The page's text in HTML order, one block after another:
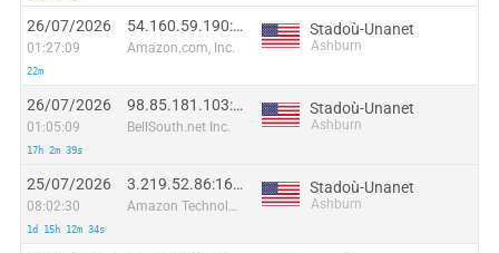
26/07/2026
01:27:09
22m
54.160.59.190:25026
Amazon.com, Inc.
Stadoù-Unanet
Ashburn
26/07/2026
01:05:09
17h 2m 39s
98.85.181.103:7886
BellSouth.net Inc.
Stadoù-Unanet
Ashburn
25/07/2026
08:02:30
1d 15h 12m 34s
3.219.52.86:16337
Amazon Technologies Inc.
Stadoù-Unanet
Ashburn